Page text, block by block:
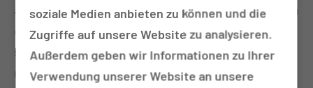
abzuklären, woher das Schnarchen genau kommt. In
der HNO-Klinik des CTK haben wir uns darauf
spezialisiert, das Schnarchen genau zu lokalisieren
und zu therapieren.
soziale Medien anbieten zu können und die
Zugriffe auf unsere Website zu analysieren.
Außerdem geben wir Informationen zu Ihrer
Verwendung unserer Website an unsere